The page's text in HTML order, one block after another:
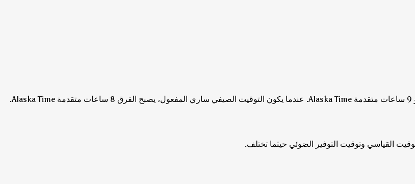
عندما يكون التوقيت الصيفي ساري المفعول، يصبح الفرق 8 ساعات متقدمة Alaska Time.